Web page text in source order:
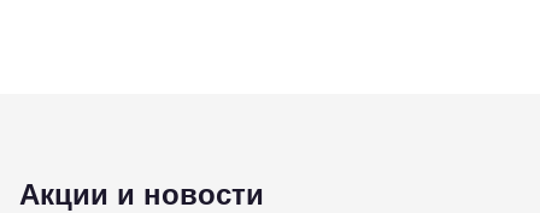
Акции и новости